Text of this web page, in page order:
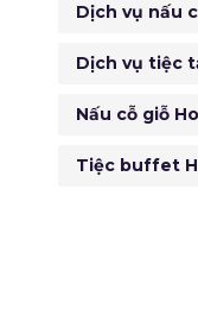
Dịch vụ nấu
Dịch vụ tiệc
Nấu cỗ giỗ
Tiệc buffet